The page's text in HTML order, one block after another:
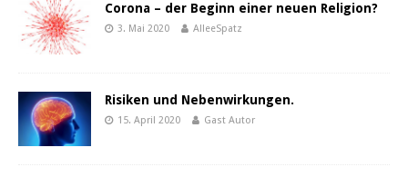
Corona – der Beginn einer neuen Religion?
3. Mai 2020 AlleeSpatz
Risiken und Nebenwirkungen.
15. April 2020 Gast Autor